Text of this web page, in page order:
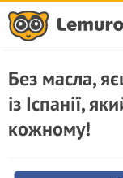
Без масла,
із Іспанії,
кожному!